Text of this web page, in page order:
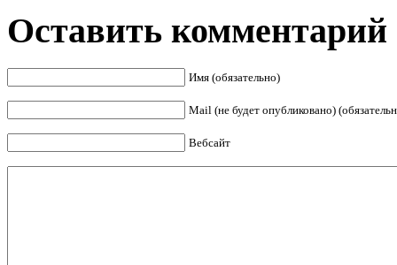
Оставить комментарий
Имя (обязательно)
Mail (не будет опубликовано)
Вебсайт